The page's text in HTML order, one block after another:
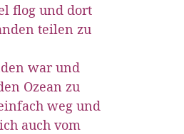
flog und dort
teilen zu
war und
Ozean zu
weg und
auch vom